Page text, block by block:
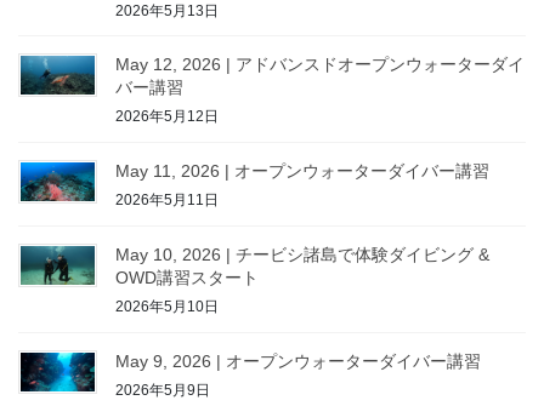
2026年5月13日
May 12, 2026 | アドバンスドオープンウォーターダイ
バー講習
2026年5月12日
May 11, 2026 | オープンウォーターダイバー講習
2026年5月11日
May 10, 2026 | チービシ諸島で体験ダイビング &
OWD講習スタート
2026年5月10日
May 9, 2026 | オープンウォーターダイバー講習
2026年5月9日